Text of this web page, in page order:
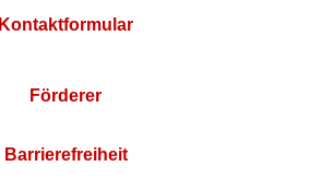
Kontaktformular
Förderer
Barrierefreiheit